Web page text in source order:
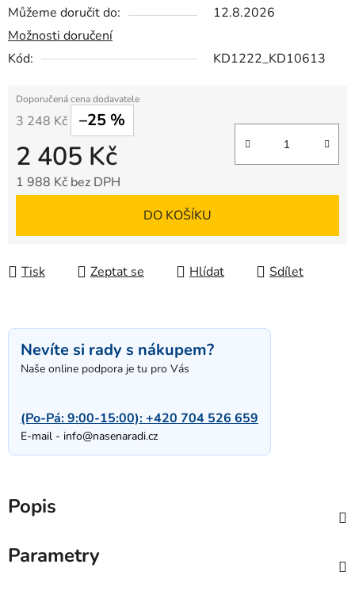
Můžeme doručit do:
12.8.2026
Možnosti doručení
Kód:
KD1222_KD10613
3 248 Kč –25 %
2 405 Kč
1 988 Kč bez DPH
DO KOŠÍKU
Tisk Zeptat se Hlídat Sdílet
Nevíte si rady s nákupem?
Naše online podpora je tu pro Vás
(Po-Pá: 9:00-15:00):+420 704 526 659
E-mail - info@nasenaradi.cz
Popis
Parametry